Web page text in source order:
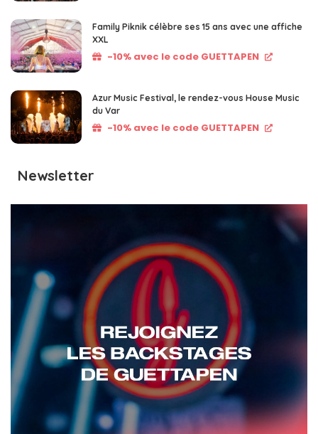
Family Piknik célèbre ses 15 ans avec une affiche
XXL
-10% avec le code GUETTAPEN
Azur Music Festival, le rendez-vous House Music
du Var
-10% avec le code GUETTAPEN
Newsletter